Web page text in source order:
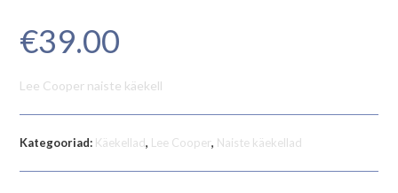
€39.00
Lee Cooper naiste käekell
Kategooriad: Käekellad, Lee Cooper, Naiste käekellad